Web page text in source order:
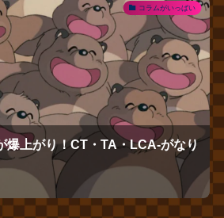
コラムがいっぱい
爆上がり！CT・TA・LCA‐がなり